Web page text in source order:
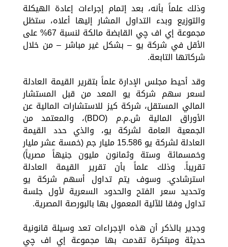
وذلك علماً بأنه، بعد إتمام إجراءات إعادة الهيكلة
والتوزيع وبدء التداول المشار إليها أعلاه، ستظل
مجموعة إي اف چي القابضة مالكة لنسبة 67% على
الأقل في شركة يو – بشكل غير مباشر – من خلال
شركاتها التابعة.
وقد أحيط مجلس الإدارة علماً بتقرير القيمة العادلة
لسعر سهم شركة يو المعد من قبل المستشار
المالي المستقل، شركة كيز للاستشارات المالية عن
الأوراق المالية ش.م.م (BDO)، والمعتمد من
الجمعية العامة لشركة يو، والذي حدد القيمة
العادلة لشركة يو 15.586 مليار جم (خمسة عشر مليار
وخمسمائة وستة وثمانون مليون جنيهاً مصرياً)
تقريباً. وذلك علماً بأن تقرير القيمة العادلة
استرشادي. وسوف يتم تداول أسهم شركة يو
وتحديد سعر الفتح والحدود السعرية لأول جلسة
تداول وفقا للآلية المعمول بها بالبورصة المصرية.
وجدير بالذكر أن هذه الإجراءات تعد وسيلة قانونية
حديثة ومبتكرة تقدمت بها مجموعة إي اف چي